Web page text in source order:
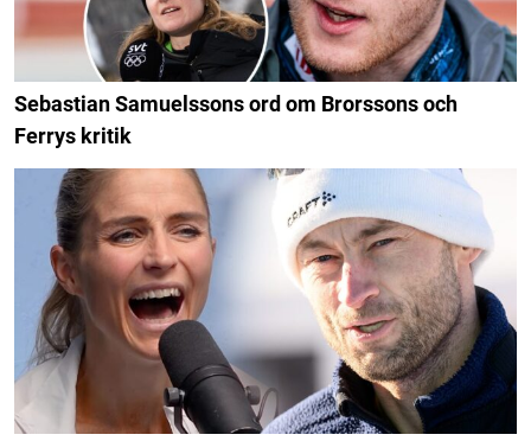
Sebastian Samuelssons ord om Brorssons och
Ferrys kritik